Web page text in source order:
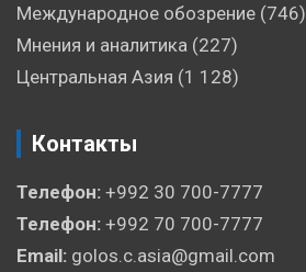
Международное обозрение (746)
Мнения и аналитика (227)
Центральная Азия (1 128)
Контакты
Телефон: +992 30 700-7777
Телефон: +992 70 700-7777
Email: golos.c.asia@gmail.com